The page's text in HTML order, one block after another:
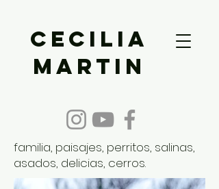
Cecilia
Martin
familia, paisajes, perritos, salinas,
asados, delicias, cerros.